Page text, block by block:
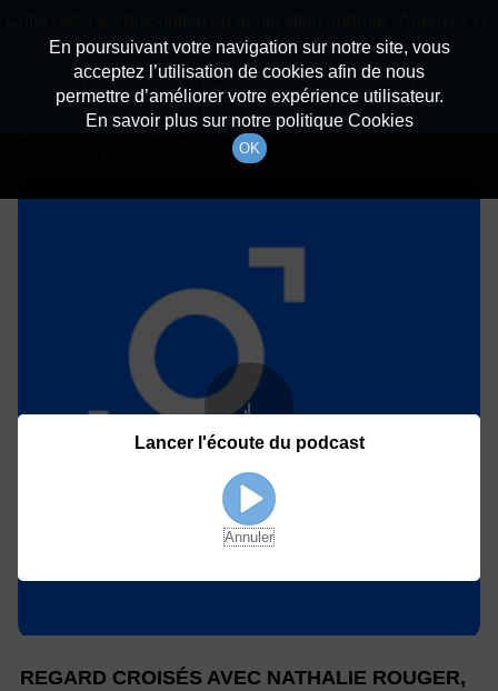
Détails De L'épisode
21 décembre 2021
REGARD CROISÉS AVEC NATHALIE ROUGER,
En poursuivant votre navigation sur notre site, vous
acceptez l’utilisation de cookies afin de nous
permettre d’améliorer votre expérience utilisateur.
En savoir plus sur notre politique Cookies
OK
dessous pour l'installer.
Non merci Télécharger l'application
Lancer l'écoute du podcast
Annuler